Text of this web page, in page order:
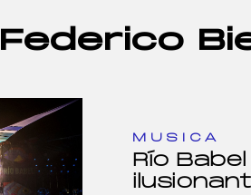
Federico
MUSICA
Río